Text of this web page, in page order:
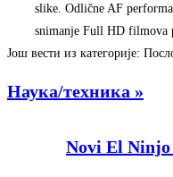
slike. Odlične AF
snimanje Full HD filmova
Још вести из категорије:
Наука/техника »
Novi El